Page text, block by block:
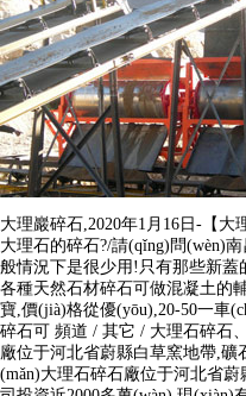
大理巖碎石,2020年1月16日-【
大理石的碎石?/請(qǐng)問(wèn)
般情況下是很少用!只有那些新蓋
各種天然石材碎石可做混凝土的輔料
寶,價(jià)格從優(yōu),20-50一車
碎石可 頻道 / 其它 / 大理石碎石
廠位于河北省蔚縣白草窯地帶,礦石
(mǎn)大理石碎石廠位于河北省